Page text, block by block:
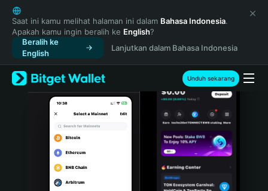
English
日本語
Tiếng Việt
Русский
Español (Latinoamérica)
Türkçe
Italiano
Português (Portugal)
Bahasa Indonesia
Saat ini kamu melihat halaman ini dalam Bahasa Indonesia.
Apakah kamu ingin beralih ke English?
Beralih ke
English
Lanjutkan dalam Bahasa Indonesia
Unduh sekarang